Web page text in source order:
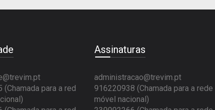
(Chamada para a red
Assinaturas
administracao@trevim.pt
916220938 (Chamada para a rede
móvel nacional)